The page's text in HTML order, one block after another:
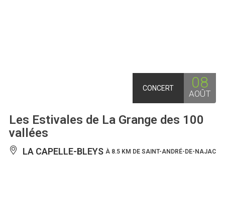
CONCERT 08
AOÛT
Les Estivales de La Grange des 100
vallées
LA CAPELLE-BLEYS À 8.5 KM DE SAINT-ANDRÉ-DE-NAJAC